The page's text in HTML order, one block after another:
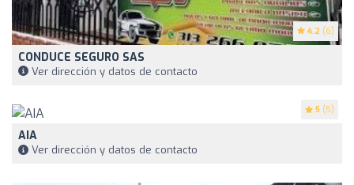
4.2 (6)
CONDUCE SEGURO SAS
Ver dirección y datos de contacto
5 (5)
AIA
Ver dirección y datos de contacto